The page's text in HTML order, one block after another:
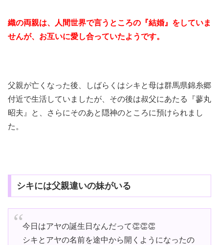
織の両親は、人間世界で言うところの『結婚』をしていま
せんが、お互いに愛し合っていたようです。
父親が亡くなった後、しばらくはシキと母は群馬県錦糸郷
付近で生活していましたが、その後は叔父にあたる『蓼丸
昭夫』と、さらにそのあと隠神のところに預けられまし
た。
シキには父親違いの妹がいる
今日はアヤの誕生日なんだって👏👏👏
シキとアヤの名前を途中から開くようになったの